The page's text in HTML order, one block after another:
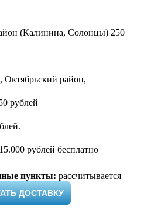
(Калинина, Солонцы) 250
район,
рублей
рублей бесплатно
пункты: рассчитывается
ДОСТАВКУ